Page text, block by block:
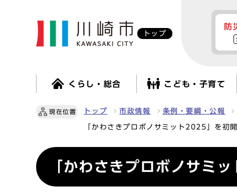
トップ
防
くらし・総合 こども・子育て
現在位置 トップ 市政情報 条例・要綱・公報
「かわさきプロボノサミット2025」を初
「かわさきプロボノサミ